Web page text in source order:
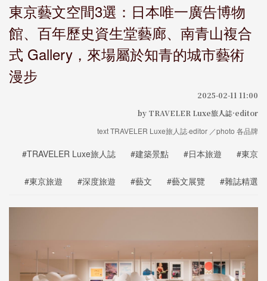
東京藝文空間3選：日本唯一廣告博物
館、百年歷史資生堂藝廊、南青山複合
式 Gallery，來場屬於知青的城市藝術
漫步
2025-02-11 11:00
by TRAVELER Luxe旅人誌·editor
text TRAVELER Luxe旅人誌·editor ／photo 各品牌
#TRAVELER Luxe旅人誌 #建築景點 #日本旅遊 #東京
#東京旅遊 #深度旅遊 #藝文 #藝文展覽 #雜誌精選